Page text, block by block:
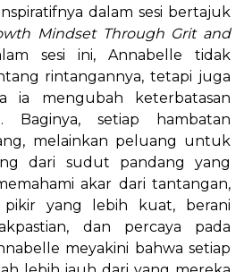
dalam sesi bertajuk
Mindset Through Grit and
sesi ini, Annabelle tidak
rintangannya, tetapi juga
ia mengubah keterbatasan
Baginya, setiap hambatan
melainkan peluang untuk
dari sudut pandang yang
akar dari tantangan,
yang lebih kuat, berani
dan percaya pada
meyakini bahwa setiap